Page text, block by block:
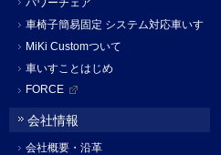
パワーチェア
車椅子簡易固定 システム対応車いす
MiKi Customついて
車いすことはじめ
FORCE
会社情報
会社概要・沿革